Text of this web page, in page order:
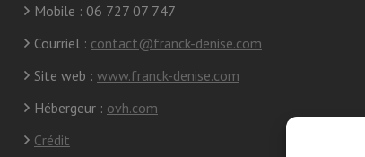
Mobile : 06 727 07 747
Courriel : contact@franck-denise.com
Site web : www.franck-denise.com
Hébergeur : ovh.com
Crédit